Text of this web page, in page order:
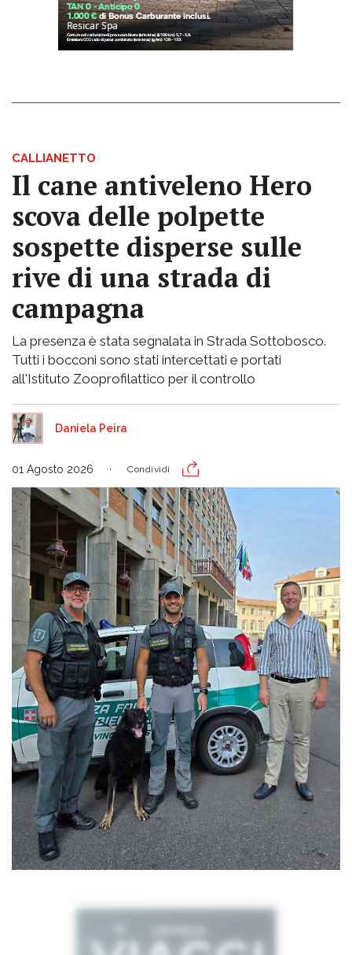
CALLIANETTO
Il cane antiveleno Hero
scova delle polpette
sospette disperse sulle
rive di una strada di
campagna
La presenza è stata segnalata in Strada Sottobosco.
Tutti i bocconi sono stati intercettati e portati
all'Istituto Zooprofilattico per il controllo
Daniela Peira
01 Agosto 2026 Condividi